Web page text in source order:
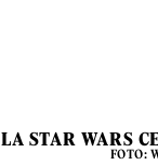
LA STAR WARS
FOTO: